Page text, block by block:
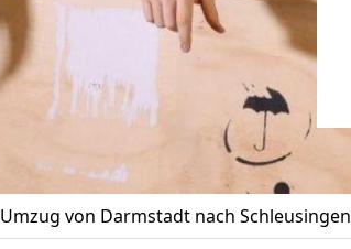
Umzug von Darmstadt nach Schleusingen